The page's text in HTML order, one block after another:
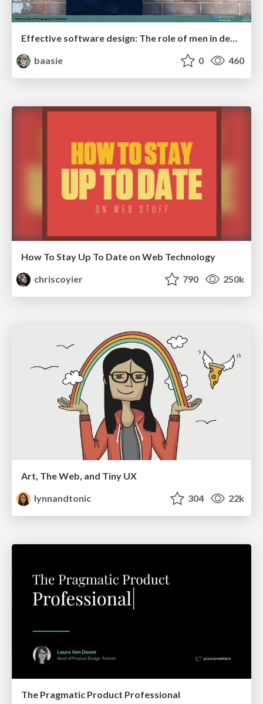
Effective software design: The role of men in debugging patriarchy in IT @ Voxxed Days AMS
baasie
0 460
How To Stay Up To Date on Web Technology
chriscoyier
790 250k
Art, The Web, and Tiny UX
lynnandtonic
304 22k
The Pragmatic Product Professional